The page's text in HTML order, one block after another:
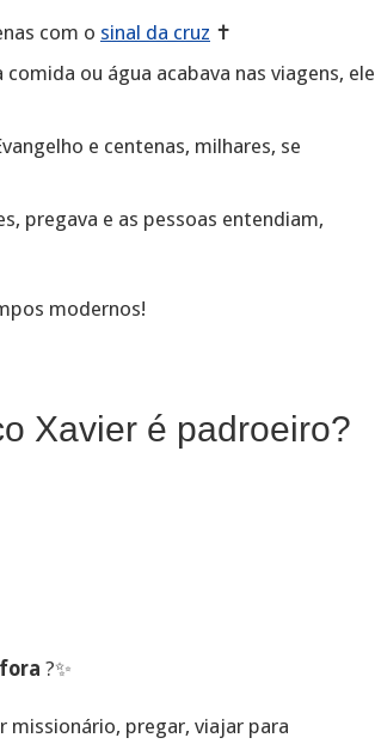
com o sinal da cruz ✝️
comida ou água acabava nas viagens, ele
e centenas, milhares, se
pregava e as pessoas entendiam,
modernos!
Xavier é padroeiro?
?✨
missionário, pregar, viajar para